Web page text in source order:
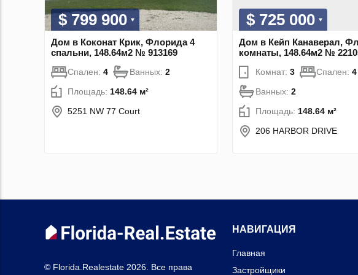
$ 799 900
Дом в Коконат Крик, Флорида 4
спальни, 148.64м2 № 913169
Спален: 4 Ванных: 2
Площадь: 148.64 м²
5251 NW 77 Court
$ 725 000
Дом в Кейп Канаверал,
комнаты, 148.64м2 №
Комнат: 3 Спален: 4
Ванных: 2
Площадь: 148.64 м²
206 HARBOR DRIVE
© Florida.Realestate 2026. Все права
НАВИГАЦИЯ
Главная
Застройщики